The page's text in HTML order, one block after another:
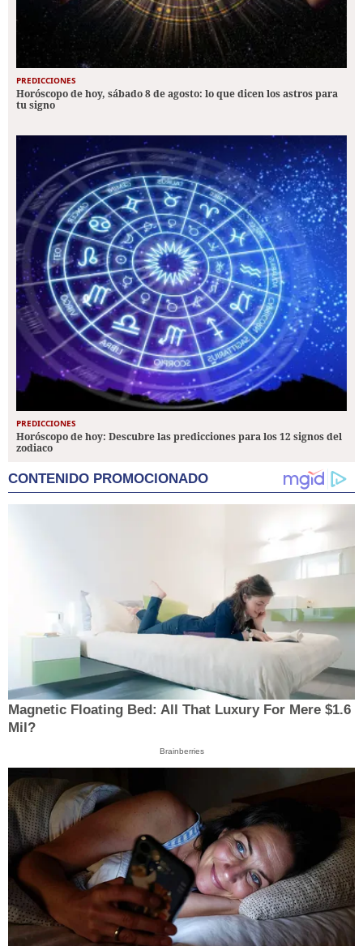
PREDICCIONES
Horóscopo de hoy, sábado 8 de agosto: lo que dicen los astros para
tu signo
PREDICCIONES
Horóscopo de hoy: Descubre las predicciones para los 12 signos del
zodiaco
CONTENIDO PROMOCIONADO
Magnetic Floating Bed: All That Luxury For Mere $1.6
Mil?
Brainberries